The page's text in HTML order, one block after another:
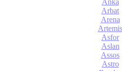
Arbat
Arena
Artemis
Asfor
Aslan
Assos
Astro